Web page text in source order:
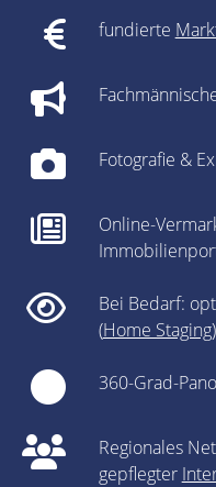
fundierte
Fotografie &
Online-
Bei Bedarf:
(Home Staging)
360-Grad-
Regionales
gepflegter